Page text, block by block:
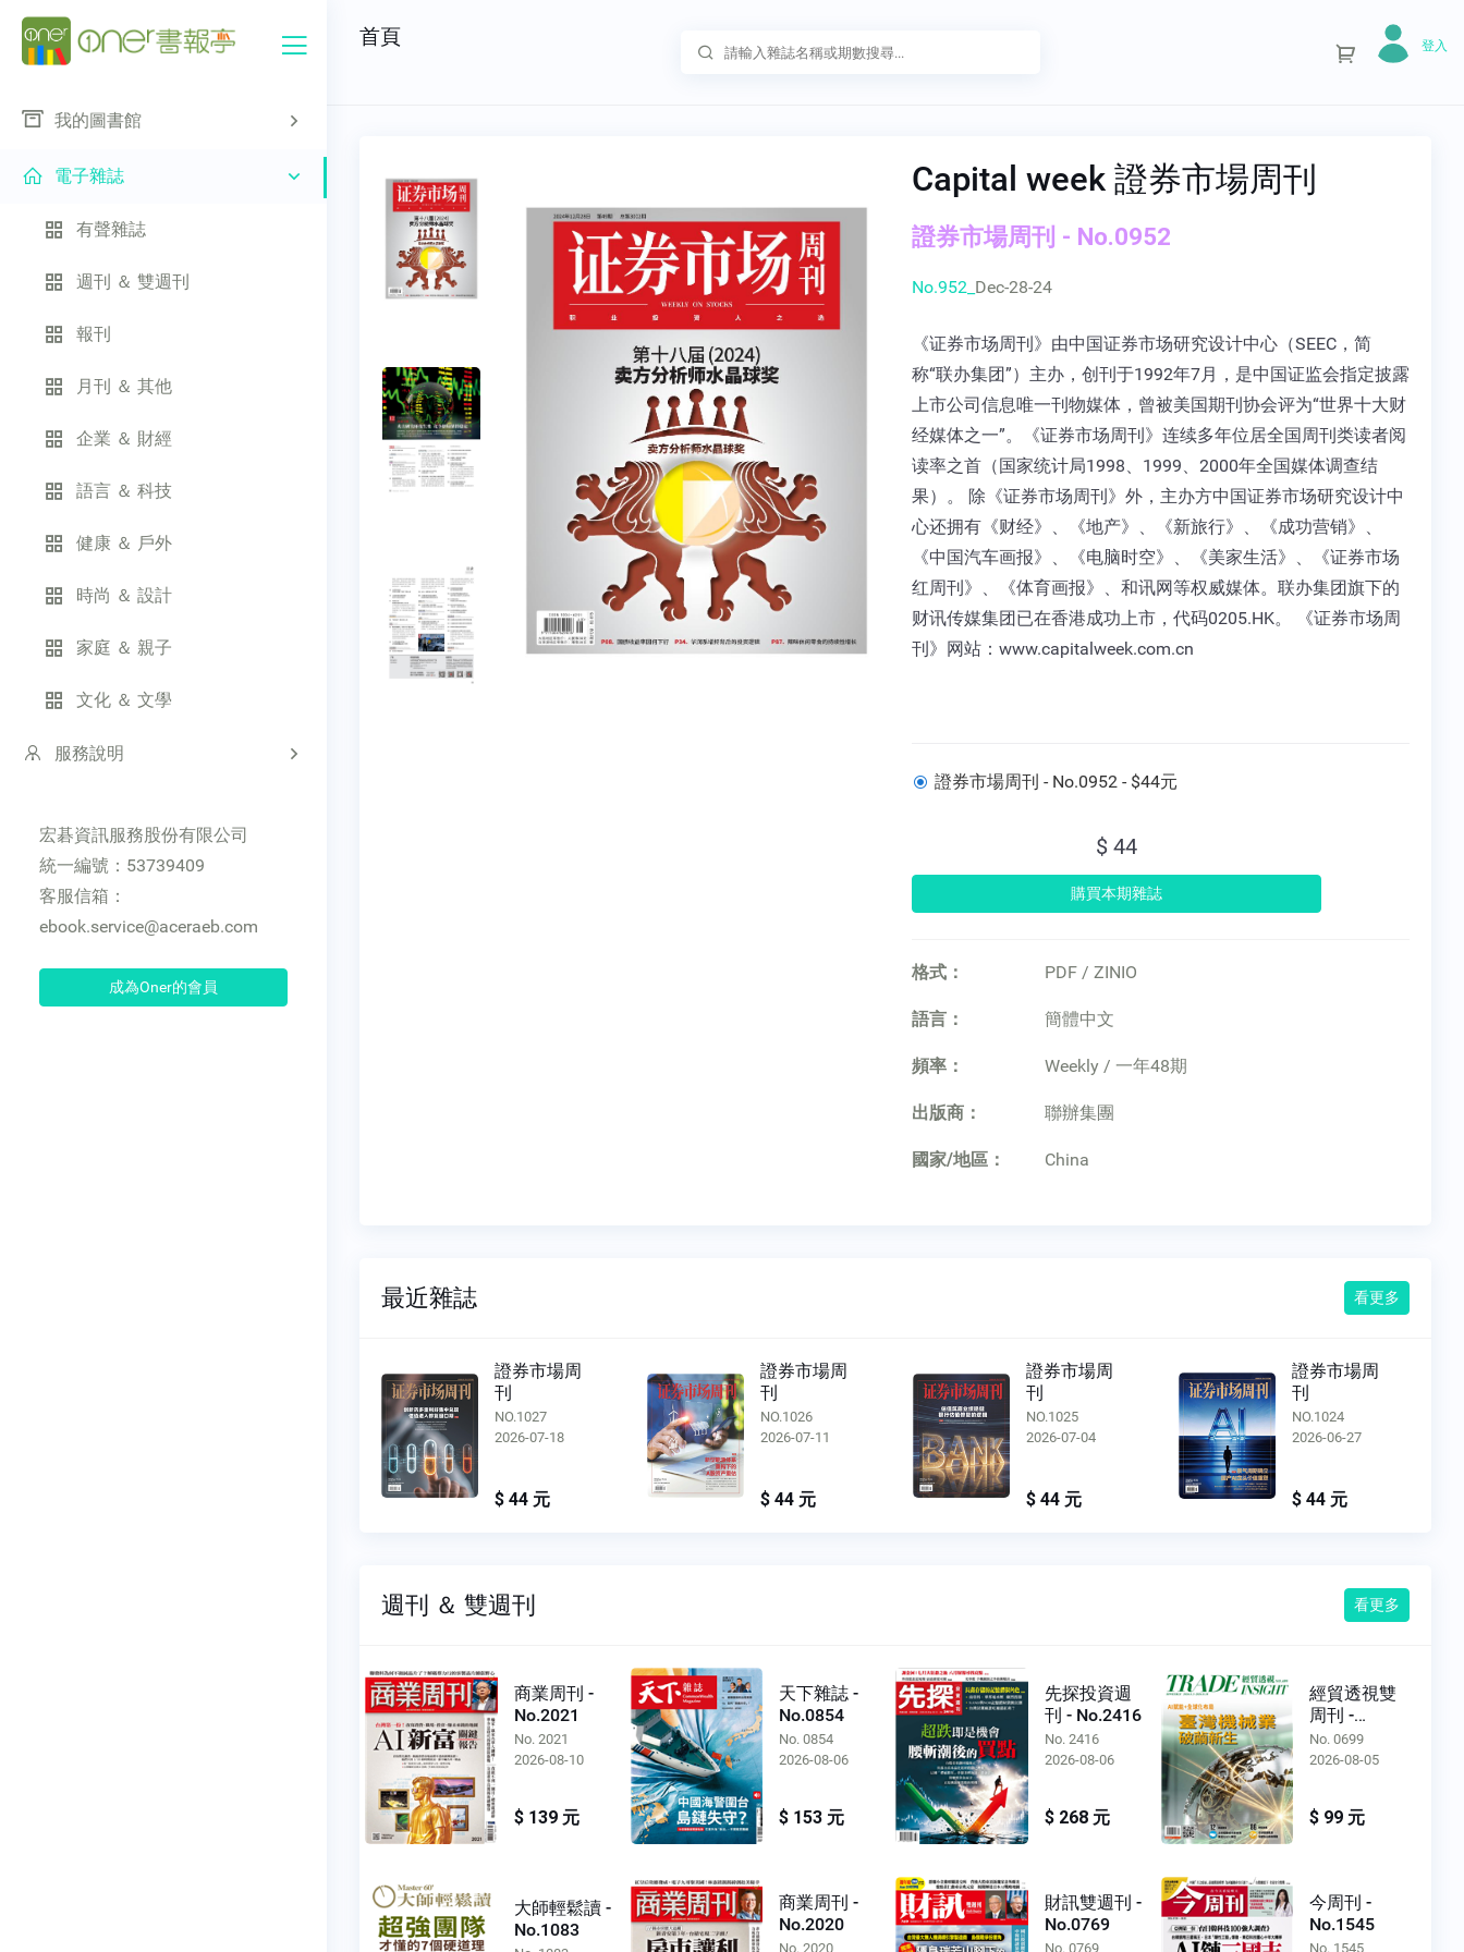
我的圖書館
電子雜誌
有聲雜誌
週刊 ＆ 雙週刊
報刊
月刊 ＆ 其他
企業 ＆ 財經
語言 ＆ 科技
健康 ＆ 戶外
時尚 ＆ 設計
家庭 ＆ 親子
文化 ＆ 文學
服務說明
宏碁資訊服務股份有限公司
統一編號：53739409
客服信箱：
ebook.service@aceraeb.com
成為Oner的會員
首頁 登入
Capital week 證券市場周刊
證券市場周刊 - No.0952
No.952_ Dec-28-24
《证券市场周刊》由中国证券市场研究设计中心（SEEC，简
称“联办集团”）主办，创刊于1992年7月，是中国证监会指定披露
上市公司信息唯一刊物媒体，曾被美国期刊协会评为“世界十大财
经媒体之一”。《证券市场周刊》连续多年位居全国周刊类读者阅
读率之首（国家统计局1998、1999、2000年全国媒体调查结
果）。 除《证券市场周刊》外，主办方中国证券市场研究设计中
心还拥有《财经》、《地产》、《新旅行》、《成功营销》、
《中国汽车画报》、《电脑时空》、《美家生活》、《证券市场
红周刊》、《体育画报》、和讯网等权威媒体。联办集团旗下的
财讯传媒集团已在香港成功上市，代码0205.HK。 《证券市场周
刊》网站：www.capitalweek.com.cn
證券市場周刊 - No.0952 - $44元
$ 44
格式： PDF / ZINIO
語言： 簡體中文
頻率： Weekly / 一年48期
出版商： 聯辦集團
國家/地區： China
最近雜誌 看更多
證券市場周
刊
NO.1027
2026-07-18
$ 44 元
證券市場周
刊
NO.1026
2026-07-11
$ 44 元
證券市場周
刊
NO.1025
2026-07-04
$ 44 元
證券市場周
刊
NO.1024
2026-06-27
$ 44 元
週刊 ＆ 雙週刊 看更多
商業周刊 -
No.2021
No. 2021
2026-08-10
$ 139 元
天下雜誌 -
No.0854
No. 0854
2026-08-06
$ 153 元
先探投資週
刊 - No.2416
No. 2416
2026-08-06
$ 268 元
經貿透視雙
周刊 -
No.0699
No. 0699
2026-08-05
$ 99 元
大師輕鬆讀 -
No.1083
商業周刊 -
No.2020
No. 2020
財訊雙週刊 -
No.0769
No. 0769
今周刊 -
No.1545
No. 1545